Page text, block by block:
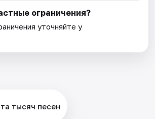
ограничения?
уточняйте у
тысяч песен